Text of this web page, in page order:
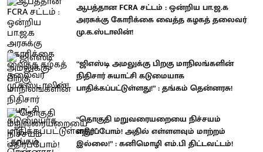
ஆபத்தான FCRA சட்டம் : ஒன்றிய பா.ஜ.க
அரசுக்கு கோரிக்கை வைத்த கழகத் தலைவர்
மு.க.ஸ்டாலின்!
“ஜிஎஸ்டி அமலுக்கு பிறகு மாநிலங்களின்
நிதிசார் சுயாட்சி கடுமையாக
பாதிக்கப்பட்டுள்ளது!” : தங்கம் தென்னரசு!
“தொகுதி மறுவரையறையை நிச்சயம்
எதிர்ப்போம்! அதில் எள்ளளவும் மாற்றம்
இல்லை!” : கனிமொழி எம்.பி திட்டவட்டம்!